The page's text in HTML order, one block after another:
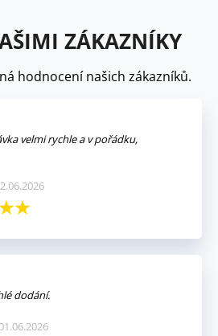
ZÁKAZNÍKY
hodnocení našich zákazníků.
velmi rychle a v pořádku,
dodání.